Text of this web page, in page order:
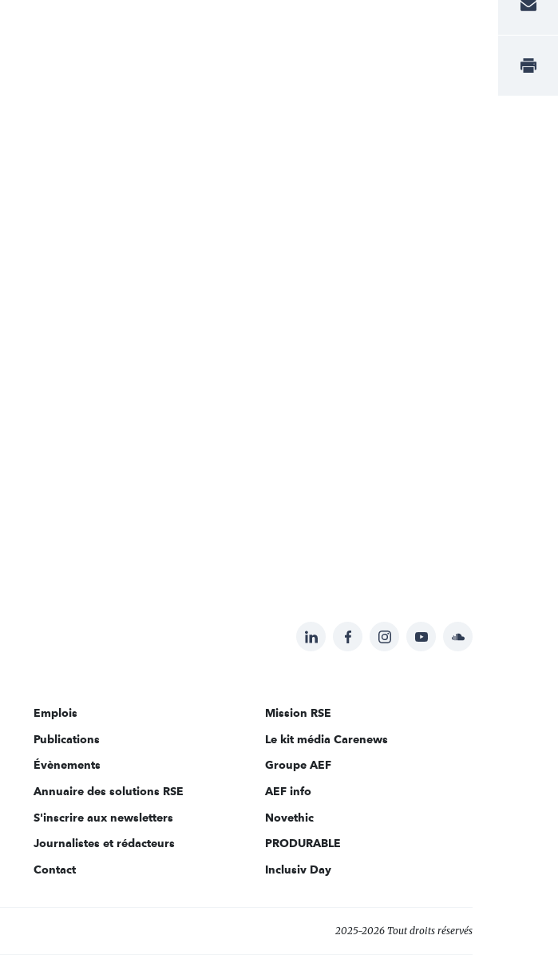
Suivez-
sur:
LinkedInFacebookInstagramYouTubeSoundcloud
Emplois
Publications
Évènements
Annuaire des solutions RSE
S'inscrire aux newsletters
Journalistes et rédacteurs
Contact
Mission RSE
Le kit média Carenews
Groupe AEF
AEF info
Novethic
PRODURABLE
Inclusiv Day
2025-2026 Tout droits réservés